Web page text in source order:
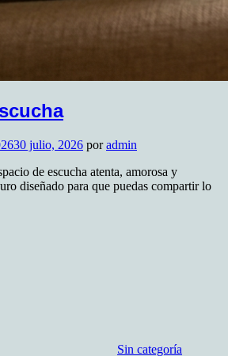
30 julio, 2026 poradmin
de escucha atenta, amorosa y
diseñado para que puedas compartir lo
Sin categoría